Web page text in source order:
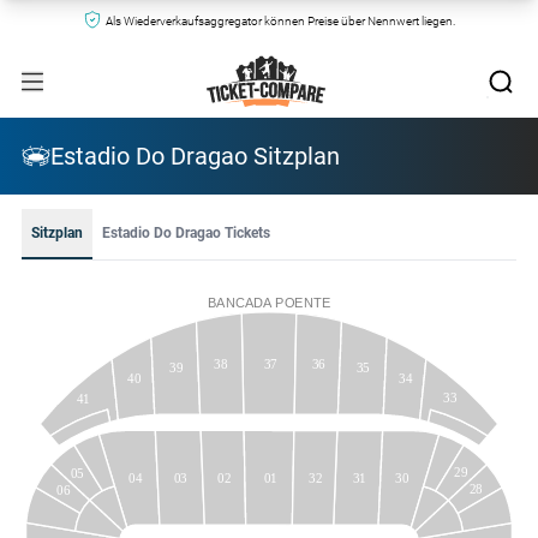
Als Wiederverkaufsaggregator können Preise über Nennwert liegen.
Estadio Do Dragao Sitzplan
Sitzplan Estadio Do Dragao Tickets
01
02
03
04
05
06
28
29
30
31
32
33
34
35
36
37
38
39
40
41
BANCADA POENTE